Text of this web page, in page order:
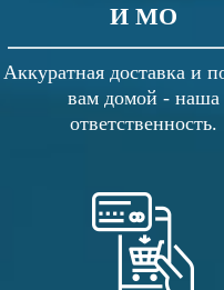
И МО
Аккуратная доставка и
вам домой - наша
ответственность.